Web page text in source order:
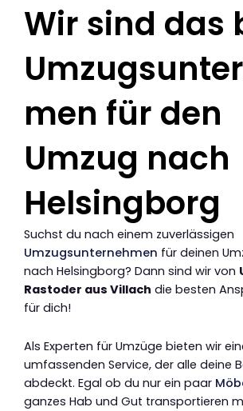
Wir sind das
men für den
Umzug nach
Helsingborg
Suchst du nach einem zuverlässigen
Umzugsunternehmen für deinen
nach Helsingborg? Dann sind wir von
Rastoder aus Villach die besten
für dich!
Als Experten für Umzüge bieten wir
umfassenden Service, der alle deine
abdeckt. Egal ob du nur ein paar
ganzes Hab und Gut transportieren